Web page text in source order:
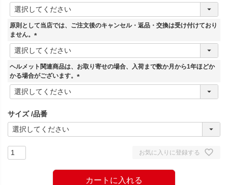
(
須
原則として当店では、ご注文後のキャンセル・返品・交換は受け付けており
ません。
(
必
須
)
ヘルメット関連商品は、お取り寄せの場合、入荷まで数か月から1年ほどか
かる場合がございます。
(
サイズ 品番
お気に入りに登録する
カートに入れる